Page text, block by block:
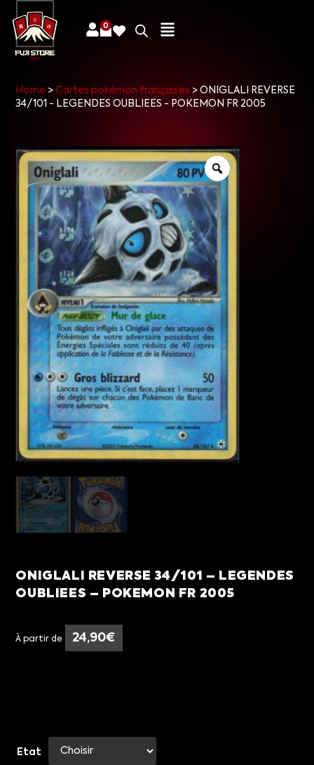
0
Home >Cartes pokémon françaises >ONIGLALI REVERSE
34/101 - LEGENDES OUBLIEES - POKEMON FR 2005
ONIGLALI REVERSE 34/101 – LEGENDES
OUBLIEES – POKEMON FR 2005
À partir de 24,90€
Etat